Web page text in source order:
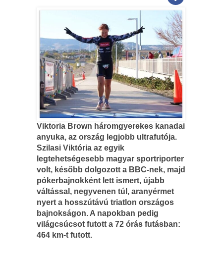
Viktoria Brown háromgyerekes kanadai
anyuka, az ország legjobb ultrafutója.
Szilasi Viktória az egyik
legtehetségesebb magyar sportriporter
volt, később dolgozott a BBC-nek, majd
pókerbajnokként lett ismert, újabb
váltással, negyvenen túl, aranyérmet
nyert a hosszútávú triatlon országos
bajnokságon. A napokban pedig
világcsúcsot futott a 72 órás futásban:
464 km-t futott.